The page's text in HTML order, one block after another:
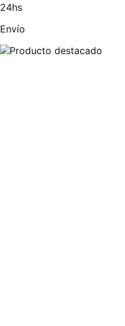
24hs
Envío